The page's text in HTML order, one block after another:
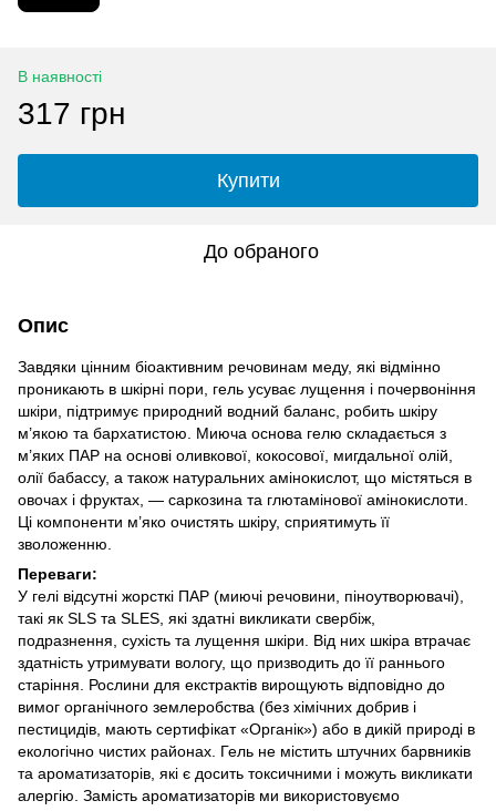
В наявності
317 грн
Купити
До обраного
Опис
Завдяки цінним біоактивним речовинам меду, які відмінно
проникають в шкірні пори, гель усуває лущення і почервоніння
шкіри, підтримує природний водний баланс, робить шкіру
м’якою та бархатистою. Миюча основа гелю складається з
м’яких ПАР на основі оливкової, кокосової, мигдальної олій,
олії бабассу, а також натуральних амінокислот, що містяться в
овочах і фруктах, — саркозина та глютамінової амінокислоти.
Ці компоненти м’яко очистять шкіру, сприятимуть її
зволоженню.
Переваги:
У гелі відсутні жорсткі ПАР (миючі речовини, піноутворювачі),
такі як SLS та SLES, які здатні викликати свербіж,
подразнення, сухість та лущення шкіри. Від них шкіра втрачає
здатність утримувати вологу, що призводить до її раннього
старіння. Рослини для екстрактів вирощують відповідно до
вимог органічного землеробства (без хімічних добрив і
пестицидів, мають сертифікат «Органік») або в дикій природі в
екологічно чистих районах. Гель не містить штучних барвників
та ароматизаторів, які є досить токсичними і можуть викликати
алергію. Замість ароматизаторів ми використовуємо